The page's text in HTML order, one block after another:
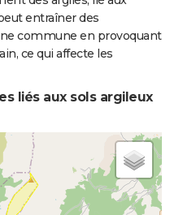
entraîner des
commune en provoquant
ce qui affecte les
liés aux sols argileux